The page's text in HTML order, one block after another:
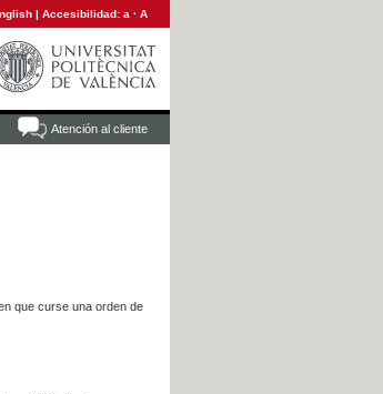
| Accesibilidad: a · A
Atención al cliente
que curse una orden de